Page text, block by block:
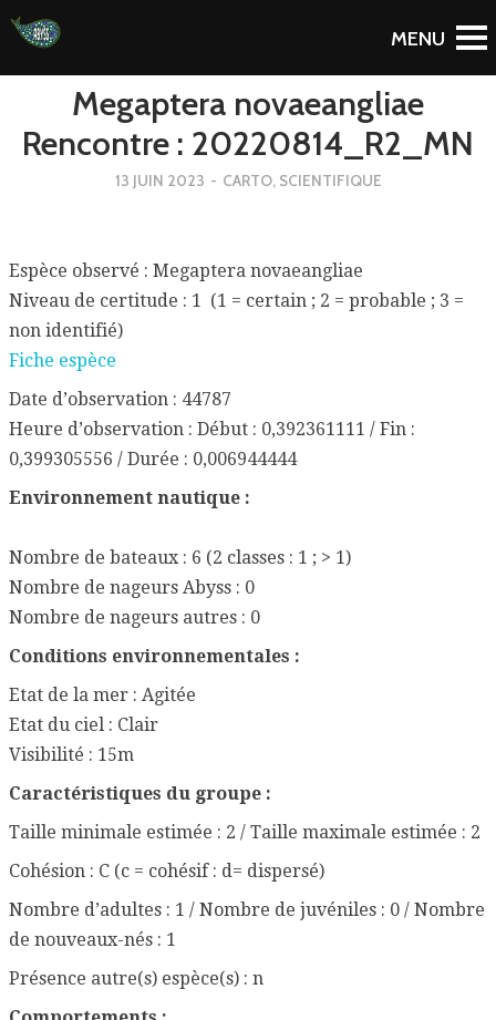
To Blog
Megaptera novaeangliae
Rencontre : 20220814_R2_MN
13 JUIN 2023 - CARTO, SCIENTIFIQUE
Espèce observé : Megaptera novaeangliae
Niveau de certitude : 1 (1 = certain ; 2 = probable ; 3 =
non identifié)
Fiche espèce
Date d’observation : 44787
Heure d’observation : Début : 0,392361111 / Fin :
0,399305556 / Durée : 0,006944444
Environnement nautique :
Nombre de bateaux : 6 (2 classes : 1 ; > 1)
Nombre de nageurs Abyss : 0
Nombre de nageurs autres : 0
Conditions environnementales :
Etat de la mer : Agitée
Etat du ciel : Clair
Visibilité : 15m
Caractéristiques du groupe :
Taille minimale estimée : 2 / Taille maximale estimée : 2
Cohésion : C (c = cohésif : d= dispersé)
Nombre d’adultes : 1 / Nombre de juvéniles : 0 / Nombre
de nouveaux-nés : 1
Présence autre(s) espèce(s) : n